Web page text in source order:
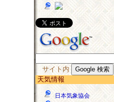
サイト内
天気情報
日本気象協会